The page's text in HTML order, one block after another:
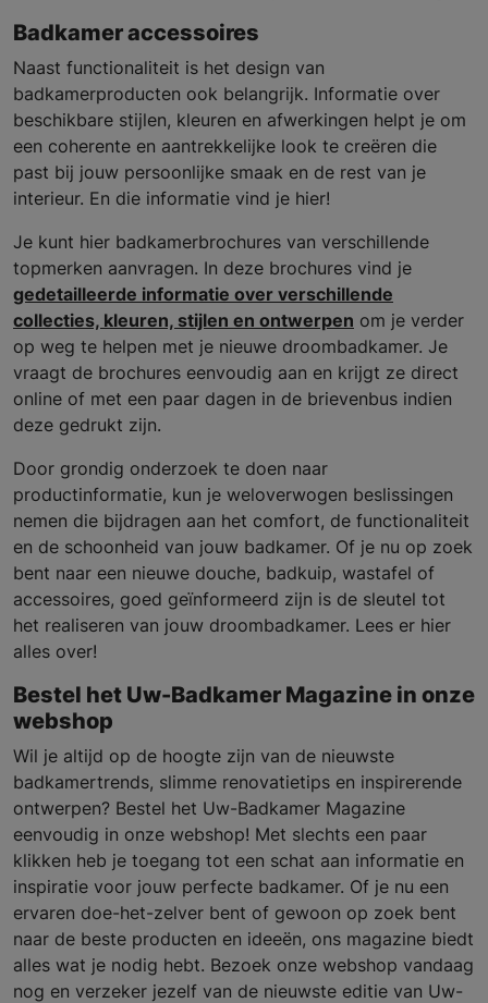
Badkamer accessoires
Naast functionaliteit is het design van
badkamerproducten ook belangrijk. Informatie over
beschikbare stijlen, kleuren en afwerkingen helpt je om
een coherente en aantrekkelijke look te creëren die
past bij jouw persoonlijke smaak en de rest van je
interieur. En die informatie vind je hier!
Je kunt hier badkamerbrochures van verschillende
topmerken aanvragen. In deze brochures vind je
gedetailleerde informatie over verschillende
collecties, kleuren, stijlen en ontwerpen om je verder
op weg te helpen met je nieuwe droombadkamer. Je
vraagt de brochures eenvoudig aan en krijgt ze direct
online of met een paar dagen in de brievenbus indien
deze gedrukt zijn.
Door grondig onderzoek te doen naar
productinformatie, kun je weloverwogen beslissingen
nemen die bijdragen aan het comfort, de functionaliteit
en de schoonheid van jouw badkamer. Of je nu op zoek
bent naar een nieuwe douche, badkuip, wastafel of
accessoires, goed geïnformeerd zijn is de sleutel tot
het realiseren van jouw droombadkamer. Lees er hier
alles over!
Bestel het Uw-Badkamer Magazine in onze
webshop
Wil je altijd op de hoogte zijn van de nieuwste
badkamertrends, slimme renovatietips en inspirerende
ontwerpen? Bestel het Uw-Badkamer Magazine
eenvoudig in onze webshop! Met slechts een paar
klikken heb je toegang tot een schat aan informatie en
inspiratie voor jouw perfecte badkamer. Of je nu een
ervaren doe-het-zelver bent of gewoon op zoek bent
naar de beste producten en ideeën, ons magazine biedt
alles wat je nodig hebt. Bezoek onze webshop vandaag
nog en verzeker jezelf van de nieuwste editie van Uw-